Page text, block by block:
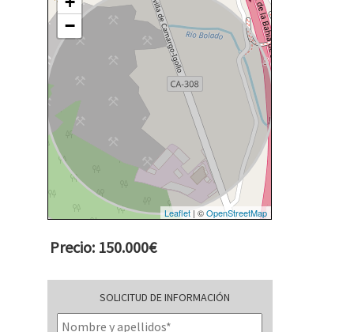
−
Leaflet | ©OpenStreetMap
Precio: 150.000€
SOLICITUD DE INFORMACIÓN